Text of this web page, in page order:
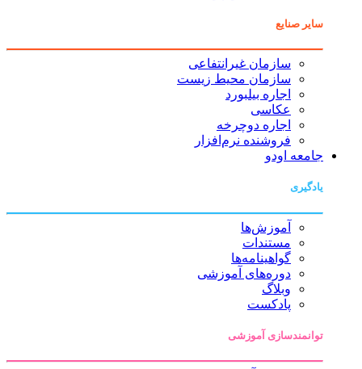
سایر صنایع
سازمان غیرانتفاعی
سازمان محیط زیست
اجاره بیلبورد
عکاسی
اجاره دوچرخه
فروشنده نرم‌افزار
جامعه اودو
یادگیری
آموزش‌ها
مستندات
گواهینامه‌ها
دوره‌های آموزشی
وبلاگ
پادکست
توانمندسازی آموزشی